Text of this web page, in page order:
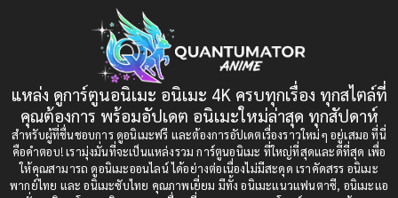
Bondage (ทาส)(1)
(1)
Censored (เซ็นเซอร์)(19)
Comedy (ตลก)(235)
Comedy (ตลก)(85)
1997
1993
1991
1989
1988
1987
1985
1984
1983
1982
1981
แหล่ง ดูการ์ตูนอนิเมะ อนิเมะ 4K ครบทุกเรื่อง ทุกสไตล์ที่
คุณต้องการ พร้อมอัปเดต อนิเมะใหม่ล่าสุด ทุกสัปดาห์
สำหรับผู้ที่ชื่นชอบการ ดูอนิเมะฟรี และต้องการอัปเดตเรื่องราวใหม่ๆ อยู่เสมอ ที่นี่
คือคำตอบ! เรามุ่งมั่นที่จะเป็นแหล่งรวม การ์ตูนอนิเมะ ที่ใหญ่ที่สุดและดีที่สุด เพื่อ
ให้คุณสามารถ ดูอนิเมะออนไลน์ ได้อย่างต่อเนื่องไม่มีสะดุด เราคัดสรร อนิเมะ
พากย์ไทย และ อนิเมะซับไทย คุณภาพเยี่ยม มีทั้ง อนิเมะแนวแฟนตาซี, อนิเมะแอ